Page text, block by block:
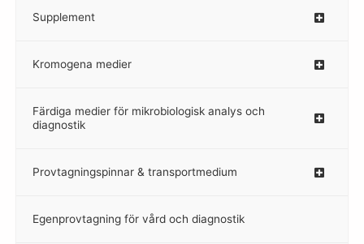
Supplement
–
Kromogena medier
–
Färdiga medier för mikrobiologisk analys och
diagnostik
Provtagningspinnar & transportmedium
–
Egenprovtagning för vård och diagnostik
–